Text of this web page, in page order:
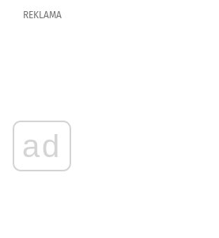
REKLAMA
ad